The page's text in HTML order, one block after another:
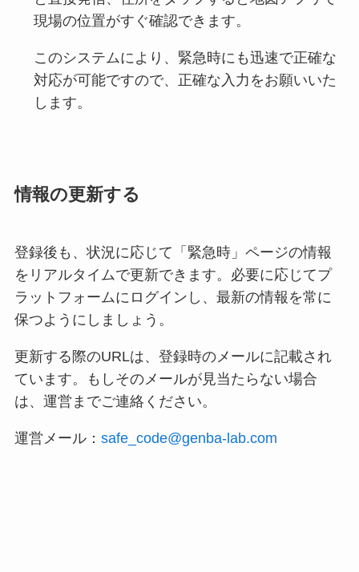
現場の位置がすぐ確認できます。
このシステムにより、緊急時にも迅速で正確な
対応が可能ですので、正確な入力をお願いいた
します。
情報の更新する
登録後も、状況に応じて「緊急時」ページの情報
をリアルタイムで更新できます。必要に応じてプ
ラットフォームにログインし、最新の情報を常に
保つようにしましょう。
更新する際のURLは、登録時のメールに記載され
ています。もしそのメールが見当たらない場合
は、運営までご連絡ください。
運営メール： safe_code@genba-lab.com